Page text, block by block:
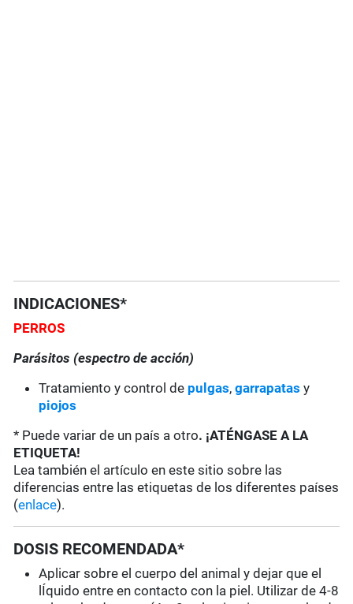
INDICACIONES*
PERROS
Parásitos (espectro de acción)
Tratamiento y control de pulgas,garrapatas y
piojos
* Puede variar de un país a otro. ¡ATÉNGASE A LA
ETIQUETA!
Lea también el artículo en este sitio sobre las
diferencias entre las etiquetas de los diferentes países
(enlace).
DOSIS RECOMENDADA*
Aplicar sobre el cuerpo del animal y dejar que el
lÍquido entre en contacto con la piel. Utilizar de 4-8